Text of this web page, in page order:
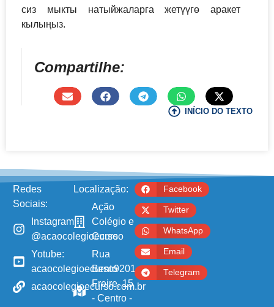
сиз мыкты натыйжаларга жетүүгө аракет
кылыңыз.
Compartilhe:
INÍCIO DO TEXTO
Redes
Sociais:
Instagram:
@acaocolegioecurso
Yotube:
acaocolegioecurso9201
acaocolegioecurso.com.br
Localização:
Ação
Colégio e
Curso
Rua
Bento
Freire, 15
- Centro -
Facebook
Twitter
WhatsApp
Email
Telegram